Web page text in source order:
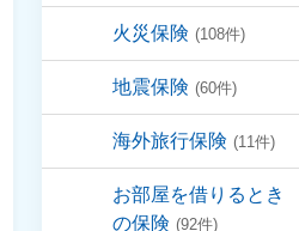
火災保険 (108件)
地震保険 (60件)
海外旅行保険 (11件)
お部屋を借りるとき
の保険 (92件)